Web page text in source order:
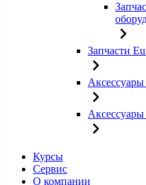
Запчасти
Аксессуары
Курсы
Сервис
О компании